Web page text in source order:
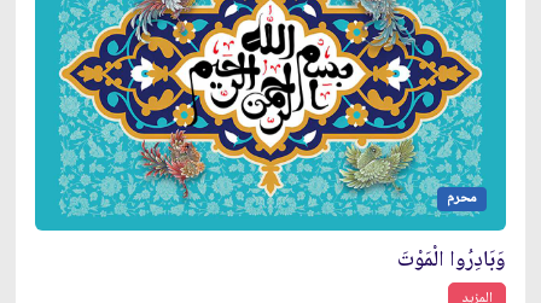
محرم
وَبَادِرُوا الْمَوْتَ